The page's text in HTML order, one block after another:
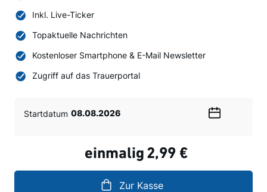
Inkl. Live-Ticker
Topaktuelle Nachrichten
Kostenloser Smartphone & E-Mail Newsletter
Zugriff auf das Trauerportal
Startdatum
einmalig 2,99 €
Zur Kasse